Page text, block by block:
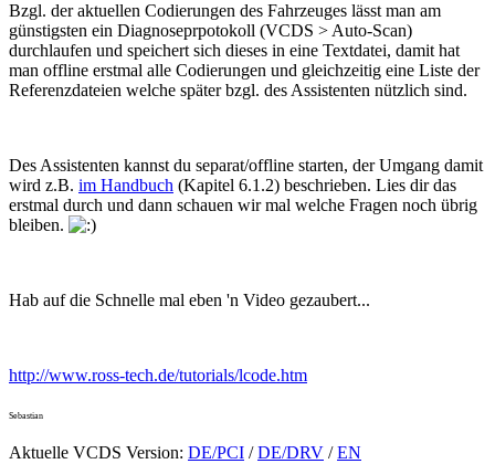
Bzgl. der aktuellen Codierungen des Fahrzeuges lässt man am
günstigsten ein Diagnoseprpotokoll (VCDS > Auto-Scan)
durchlaufen und speichert sich dieses in eine Textdatei, damit hat
man offline erstmal alle Codierungen und gleichzeitig eine Liste der
Referenzdateien welche später bzgl. des Assistenten nützlich sind.
Des Assistenten kannst du separat/offline starten, der Umgang damit
wird z.B. im Handbuch (Kapitel 6.1.2) beschrieben. Lies dir das
erstmal durch und dann schauen wir mal welche Fragen noch übrig
bleiben.
Hab auf die Schnelle mal eben 'n Video gezaubert...
http://www.ross-tech.de/tutorials/lcode.htm
Sebastian
Aktuelle VCDS Version: DE/PCI /DE/DRV /EN